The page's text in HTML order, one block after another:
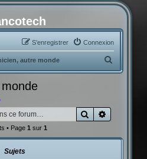
Connexion
S’enregistrer
autre monde
e
Rechercher
• Page 1 sur 1
Sujets